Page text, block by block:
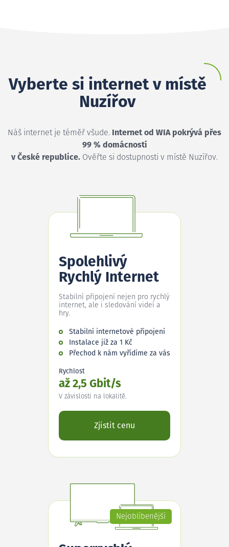
Vyberte si internet v místě
Nuzířov
Náš internet je téměř všude. Internet od WIA pokrývá přes
99 % domácností
v České republice. Ověřte si dostupnosti v místě Nuzířov.
Spolehlivý
Rychlý Internet
Stabilní připojení nejen pro rychlý
internet, ale i sledování videí a
hry.
Stabilní internetové připojení
Instalace již za 1 Kč
Přechod k nám vyřídíme za vás
Rychlost
až 2,5 Gbit/s
V závislosti na lokalitě.
Zjistit cenu
Nejoblíbenější